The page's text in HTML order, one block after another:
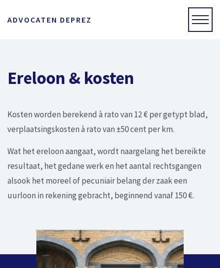
ADVOCATEN DEPREZ
Ereloon & kosten
Kosten worden berekend à rato van 12 € per getypt blad,
verplaatsingskosten à rato van ±50 cent per km.
Wat het ereloon aangaat, wordt naargelang het bereikte
resultaat, het gedane werk en het aantal rechtsgangen
alsook het moreel of pecuniair belang der zaak een
uurloon in rekening gebracht, beginnend vanaf 150 €.